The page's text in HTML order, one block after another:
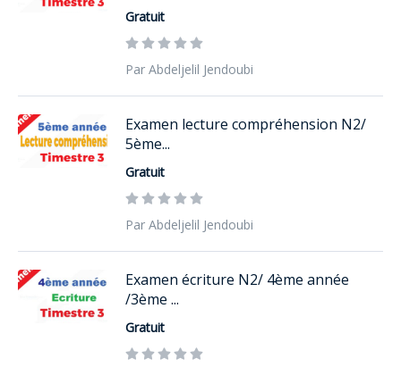
Gratuit
Par Abdeljelil Jendoubi
Examen lecture compréhension N2/
5ème...
Gratuit
Par Abdeljelil Jendoubi
Examen écriture N2/ 4ème année
/3ème ...
Gratuit